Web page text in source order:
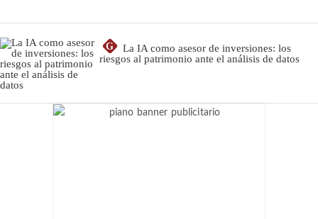
G
La IA como asesor de inversiones: los
riesgos al patrimonio ante el análisis de datos